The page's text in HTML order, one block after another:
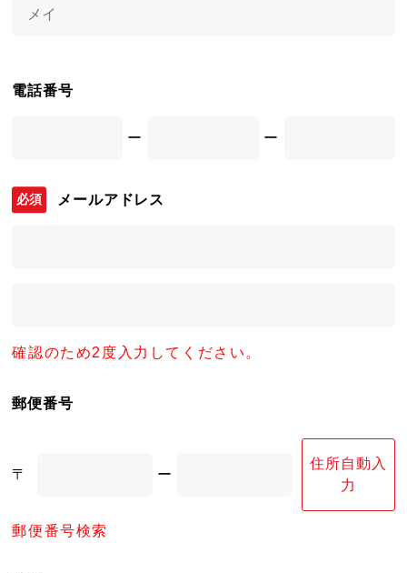
電話番号
ー ー
メールアドレス
確認のため2度入力してください。
郵便番号
〒 ー
住所自動入
力
郵便番号検索